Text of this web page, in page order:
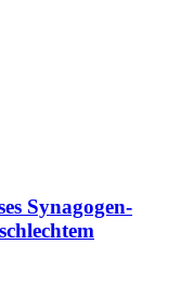
Synagogen-